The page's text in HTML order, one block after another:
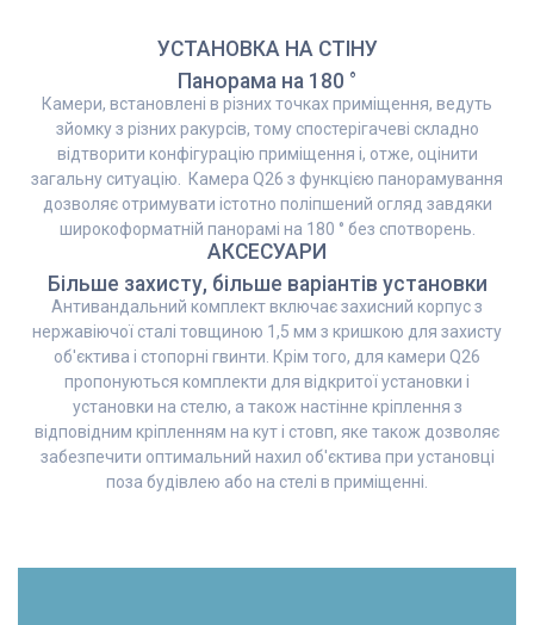
УСТАНОВКА НА СТІНУ
Панорама на 180 °
Камери, встановлені в різних точках приміщення, ведуть
зйомку з різних ракурсів, тому спостерігачеві складно
відтворити конфігурацію приміщення і, отже, оцінити
загальну ситуацію. Камера Q26 з функцією панорамування
дозволяє отримувати істотно поліпшений огляд завдяки
широкоформатній панорамі на 180 ° без спотворень.
АКСЕСУАРИ
Більше захисту, більше варіантів установки
Антивандальний комплект включає захисний корпус з
нержавіючої сталі товщиною 1,5 мм з кришкою для захисту
об'єктива і стопорні гвинти. Крім того, для камери Q26
пропонуються комплекти для відкритої установки і
установки на стелю, а також настінне кріплення з
відповідним кріпленням на кут і стовп, яке також дозволяє
забезпечити оптимальний нахил об'єктива при установці
поза будівлею або на стелі в приміщенні.